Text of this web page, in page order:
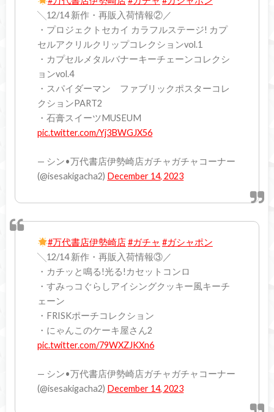
╲12/14 新作・再販入荷情報②／
・プロジェクトセカイ カラフルステージ! カプ
セルアクリルクリップコレクションvol.1
・カプセルメタルバナーキーチェーンコレクシ
ョンvol.4
・スパイダーマン ファブリックポスターコレ
クションPART2
・石膏スイーツMUSEUM
pic.twitter.com/Yj3BWGJX56
— シン•万代書店伊勢崎店ガチャガチャコーナー
(@isesakigacha2) December 14, 2023
#万代書店伊勢崎店#ガチャ #ガシャポン
╲12/14 新作・再販入荷情報③／
・カチッと鳴る!光る!カセットコンロ
・すみっコぐらしアイシングクッキー風キーチ
ェーン
・FRISKポーチコレクション
・にゃんこのケーキ屋さん2
pic.twitter.com/79WXZJKXn6
— シン•万代書店伊勢崎店ガチャガチャコーナー
(@isesakigacha2) December 14, 2023